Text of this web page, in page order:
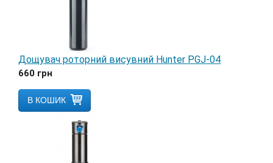
Дощувач роторний висувний Hunter PGJ-04
660 грн
В КОШИК